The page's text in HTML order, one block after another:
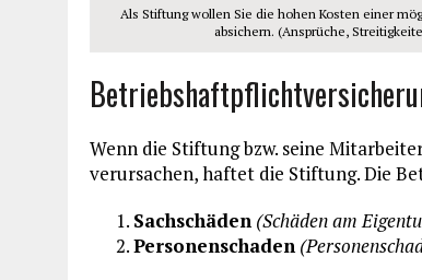
Als Stiftung wollen Sie die hohen Kosten einer
absichern. (Ansprüche,
Wenn die Stiftung bzw. seine
verursachen, haftet die Stiftung. Die
Sachschäden (Schäden am
Personenschaden